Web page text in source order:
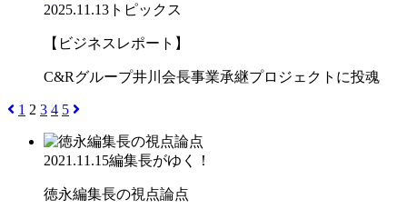
2025.11.13 トピックス
【ビジネスレポート】
C&Rグループ井川会長事業承継プロジェクトに投魂
1 2 3 4 5
2021.11.15編集長がゆく！
徳永編集長の視点論点